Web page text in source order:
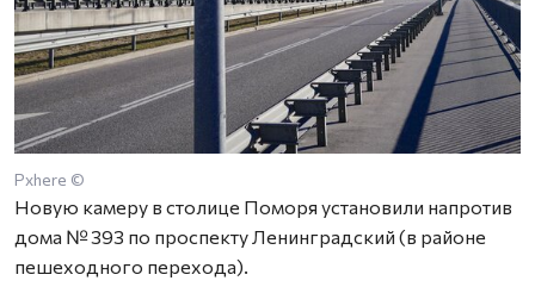
Pxhere ©
Новую камеру в столице Поморя установили напротив
дома № 393 по проспекту Ленинградский (в районе
пешеходного перехода).